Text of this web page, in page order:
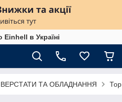
в Україні
ВЕРСТАТИ ТА ОБЛАДНАННЯ